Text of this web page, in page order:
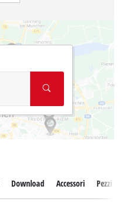
Download Accessori Pezzi